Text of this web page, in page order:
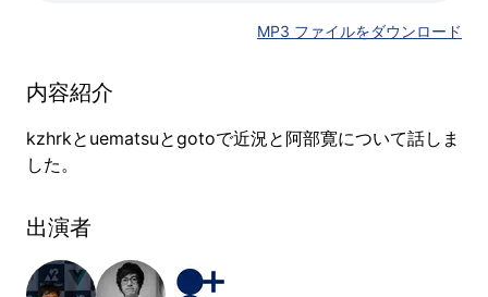
MP3 ファイルをダウンロード
内容紹介
kzhrkとuematsuとgotoで近況と阿部寛について話しま
した。
出演者